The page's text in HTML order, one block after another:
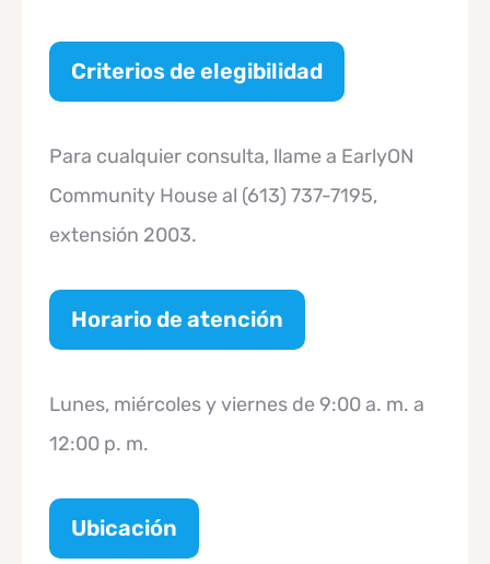
Criterios de elegibilidad
Para cualquier consulta, llame a EarlyON
Community House al (613) 737-7195,
extensión 2003.
Horario de atención
Lunes, miércoles y viernes de 9:00 a. m. a
12:00 p. m.
Ubicación